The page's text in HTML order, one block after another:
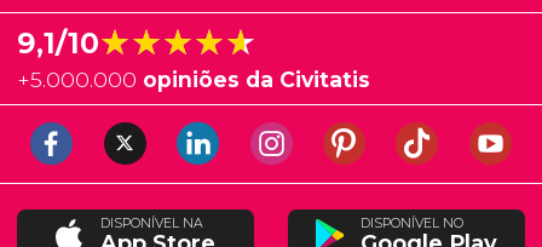
9,1/10★★★★★
★★★★★
+5.000.000 opiniões da Civitatis
DISPONÍVEL NA DISPONÍVEL NO